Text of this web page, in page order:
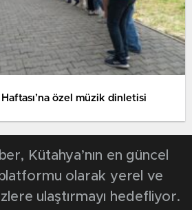
özel müzik dinletisi
Kütahya’nın en güncel
olarak yerel ve
ulaştırmayı hedefliyor.